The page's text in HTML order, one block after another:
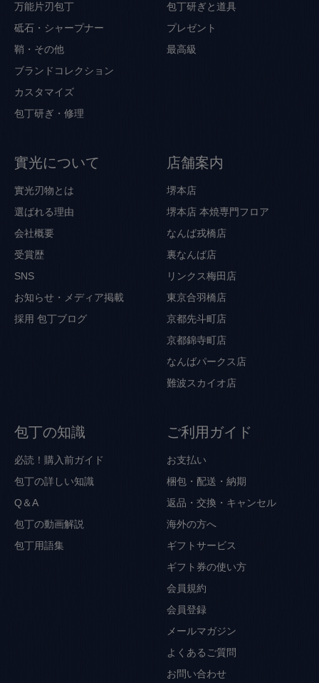
万能片刃包丁
砥石・シャープナー
鞘・その他
ブランドコレクション
カスタマイズ
包丁研ぎ・修理
包丁研ぎと道具
プレゼント
最高級
實光について
實光刃物とは
選ばれる理由
会社概要
受賞歴
SNS
お知らせ・メディア掲載
採用 包丁ブログ
店舗案内
堺本店
堺本店 本焼専門フロア
なんば戎橋店
裏なんば店
リンクス梅田店
東京合羽橋店
京都先斗町店
京都錦寺町店
なんばパークス店
難波スカイオ店
包丁の知識
必読！購入前ガイド
包丁の詳しい知識
Q＆A
包丁の動画解説
包丁用語集
ご利用ガイド
お支払い
梱包・配送・納期
返品・交換・キャンセル
海外の方へ
ギフトサービス
ギフト券の使い方
会員規約
会員登録
メールマガジン
よくあるご質問
お問い合わせ